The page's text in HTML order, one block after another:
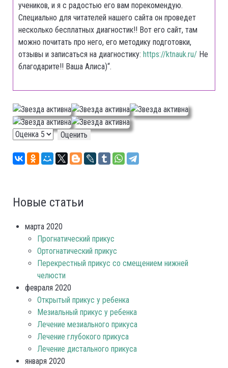
учеников, и я с радостью его вам порекомендую.
Специально для читателей нашего сайта он проведет
несколько бесплатных диагностик!! Вот его сайт, там
можно почитать про него, его методику подготовки,
отзывы и записаться на диагностику: https://ktnauk.ru/ Не
благодарите!! Ваша Алиса)“.
Рейтинг:
5/5
Пожалуйста,
Новые статьи
марта 2020
Прогнатический прикус
Ортогнатический прикус
Перекрестный прикус со смещением нижней
челюсти
февраля 2020
Открытый прикус у ребенка
Мезиальный прикус у ребенка
Лечение мезиального прикуса
Лечение глубокого прикуса
Лечение дистального прикуса
января 2020